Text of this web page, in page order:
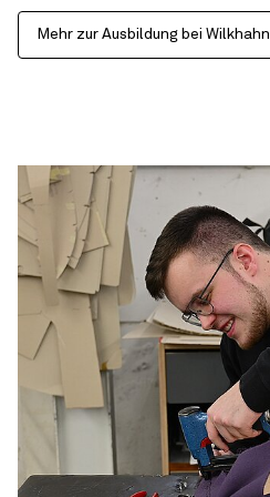
Mehr zur Ausbildung bei Wilkhahn